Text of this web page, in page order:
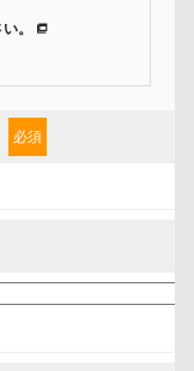
。
ご案内等のために利
の収集目的、管理
て確認し、当社への
の同意を得たいと存
必須